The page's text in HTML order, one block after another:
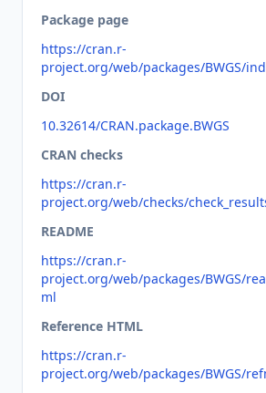
Package page
https://cran.r-
project.org/web/packages/BWGS/
DOI
10.32614/CRAN.package.BWGS
CRAN checks
https://cran.r-
project.org/web/checks/
README
https://cran.r-
project.org/web/packages/BWGS/
ml
Reference HTML
https://cran.r-
project.org/web/packages/BWGS/